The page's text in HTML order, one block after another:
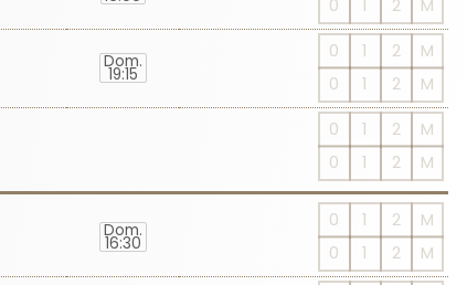
0
1 2 M
Dom.
19:15
0 1 2
M
0
1 2 M
0 1 2
M
0
1 2 M
Dom.
16:30
0 1 2
M
0
1 2 M